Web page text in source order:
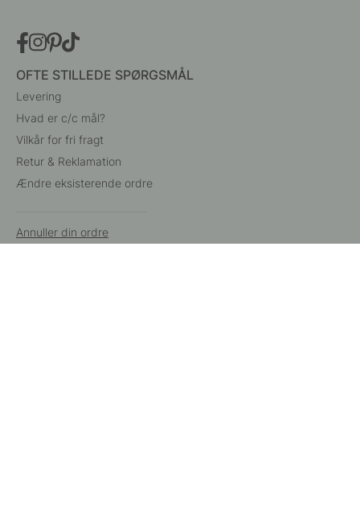
OFTE STILLEDE SPØRGSMÅL
Levering
Hvad er c/c mål?
Vilkår for fri fragt
Retur & Reklamation
Ændre eksisterende ordre
Annuller din ordre